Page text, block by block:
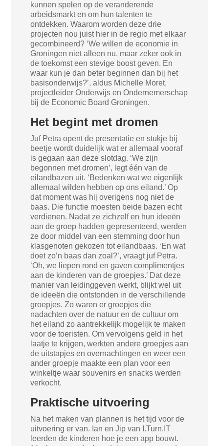
kunnen spelen op de veranderende
arbeidsmarkt en om hun talenten te
ontdekken. Waarom worden deze drie
projecten nou juist hier in de regio met elkaar
gecombineerd? ‘We willen de economie in
Groningen niet alleen nu, maar zeker ook in
de toekomst een stevige boost geven. En
waar kun je dan beter beginnen dan bij het
basisonderwijs?’, aldus Michelle Moret,
projectleider Onderwijs en Ondernemerschap
bij de Economic Board Groningen.
Het begint met dromen
Juf Petra opent de presentatie en stukje bij
beetje wordt duidelijk wat er allemaal vooraf
is gegaan aan deze slotdag. ‘We zijn
begonnen met dromen’, legt één van de
eilandbazen uit. ‘Bedenken wat we eigenlijk
allemaal wilden hebben op ons eiland.’ Op
dat moment was hij overigens nog niet de
baas. Die functie moesten beide bazen echt
verdienen. Nadat ze zichzelf en hun ideeën
aan de groep hadden gepresenteerd, werden
ze door middel van een stemming door hun
klasgenoten gekozen tot eilandbaas. ‘En wat
doet zo’n baas dan zoal?’, vraagt juf Petra.
‘Oh, we liepen rond en gaven complimentjes
aan de kinderen van de groepjes.’ Dat deze
manier van leidinggeven werkt, blijkt wel uit
de ideeën die ontstonden in de verschillende
groepjes. Zo waren er groepjes die
nadachten over de natuur en de cultuur om
het eiland zo aantrekkelijk mogelijk te maken
voor de toeristen. Om vervolgens geld in het
laatje te krijgen, werkten andere groepjes aan
de uitstapjes en overnachtingen en weer een
ander groepje maakte een plan voor een
winkeltje waar souvenirs en snacks werden
verkocht.
Praktische uitvoering
Na het maken van plannen is het tijd voor de
uitvoering er van. Ian en Jip van I.Turn.IT
leerden de kinderen hoe je een app bouwt.